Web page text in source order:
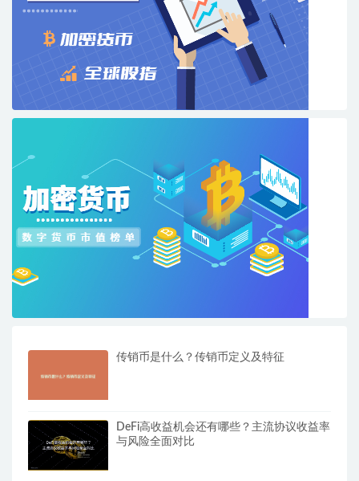
传销币是什么？传销币定义及特征
DeFi高收益机会还有哪些？主流协议收益率
与风险全面对比